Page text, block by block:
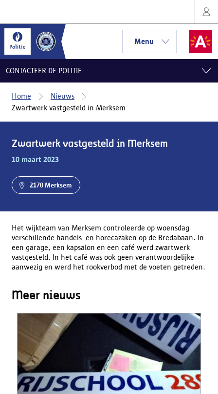
Menu
CONTACTEER DE POLITIE
Home
Nieuws
Zwartwerk vastgesteld in Merksem
Zwartwerk vastgesteld in Merksem
10 maart 2023
2170 Merksem
Het wijkteam van Merksem controleerde op woensdag
verschillende handels- en horecazaken op de Bredabaan. In
een garage, een kapsalon en een café werd zwartwerk
vastgesteld. In het café was ook geen verantwoordelijke
aanwezig en werd het rookverbod met de voeten getreden.
Meer nieuws